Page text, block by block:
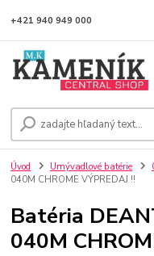
+421 940 949 000
Úvod Umývadlové batérie
040M CHROME VÝPREDAJ !!
Batéria
040M